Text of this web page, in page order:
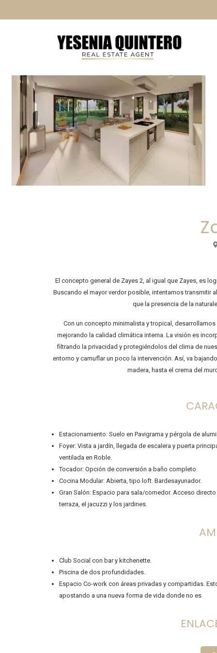
El concepto general de Zayes 2, al igual que Zayes, es
Buscando el mayor verdor posible, intentamos transmitir
que la presencia de la
Con un concepto minimalista y tropical,
mejorando la calidad climática interna. La visión es
filtrando la privacidad y protegiéndolos del clima de
entorno y camuflar un poco la intervención. Así, va
madera, hasta el crema del
Estacionamiento: Suelo en Pavigrama y pérgola de
Foyer: Vista a jardín, llegada de escalera y puerta
ventilada en Roble.
Tocador: Opción de conversión a baño completo.
Cocina Modular: Abierta, tipo loft. Bardesayunador.
Gran Salón: Espacio para sala/comedor. Acceso directo
terraza, el jacuzzi y los jardines.
Club Social con bar y kitchenette.
Piscina de dos profundidades.
Espacio Co-work con áreas privadas y compartidas.
apostando a una nueva forma de vida donde no es